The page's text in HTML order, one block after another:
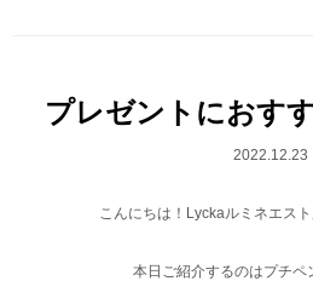
プレゼントにおす
2022.12.23
こんにちは！Lyckaルミネエス
本日ご紹介するのはプチ